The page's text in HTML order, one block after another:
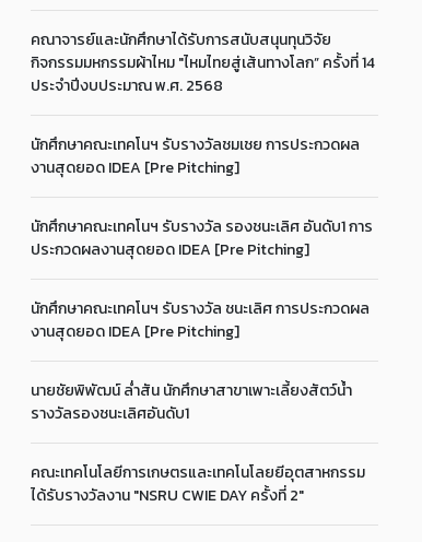
คณาจารย์และนักศึกษาได้รับการสนับสนุนทุนวิจัย
กิจกรรมมหกรรมผ้าไหม "ไหมไทยสู่เส้นทางโลก” ครั้งที่ 14
ประจำปีงบประมาณ พ.ศ. 2568
นักศึกษาคณะเทคโนฯ รับรางวัลชมเชย การประกวดผล
งานสุดยอด IDEA [Pre Pitching]
นักศึกษาคณะเทคโนฯ รับรางวัล รองชนะเลิศ อันดับ1 การ
ประกวดผลงานสุดยอด IDEA [Pre Pitching]
นักศึกษาคณะเทคโนฯ รับรางวัล ชนะเลิศ การประกวดผล
งานสุดยอด IDEA [Pre Pitching]
นายชัยพิพัฒน์ ล่ำสัน นักศึกษาสาขาเพาะเลี้ยงสัตว์น้ำ
รางวัลรองชนะเลิศอันดับ1
คณะเทคโนโลยีการเกษตรและเทคโนโลยยีอุตสาหกรรม
ได้รับรางวัลงาน "NSRU CWIE DAY ครั้งที่ 2"